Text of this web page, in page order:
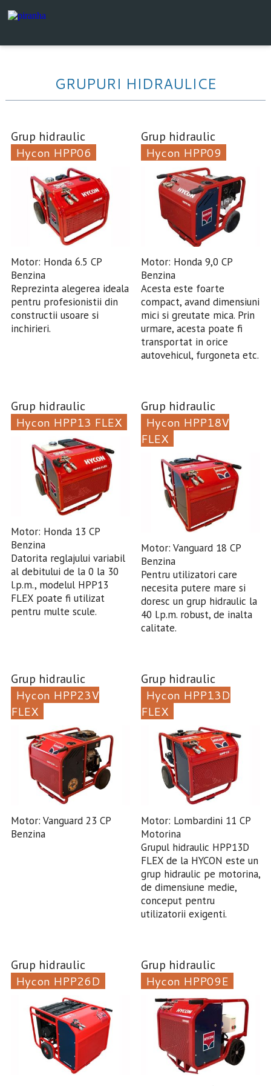
GRUPURI HIDRAULICE
Grup hidraulic
Hycon HPP06
Motor: Honda 6.5 CP
Benzina
Reprezinta alegerea ideala
pentru profesionistii din
constructii usoare si
inchirieri.
Grup hidraulic
Hycon HPP09
Motor: Honda 9,0 CP
Benzina
Acesta este foarte
compact, avand dimensiuni
mici si greutate mica. Prin
urmare, acesta poate fi
transportat in orice
autovehicul, furgoneta etc.
Grup hidraulic
Hycon HPP13 FLEX
Motor: Honda 13 CP
Benzina
Datorita reglajului variabil
al debitului de la 0 la 30
l.p.m., modelul HPP13
FLEX poate fi utilizat
pentru multe scule.
Grup hidraulic
Hycon HPP18V
FLEX
Motor: Vanguard 18 CP
Benzina
Pentru utilizatori care
necesita putere mare si
doresc un grup hidraulic la
40 l.p.m. robust, de inalta
calitate.
Grup hidraulic
Hycon HPP23V
FLEX
Motor: Vanguard 23 CP
Benzina
Grup hidraulic
Hycon HPP13D
FLEX
Motor: Lombardini 11 CP
Motorina
Grupul hidraulic HPP13D
FLEX de la HYCON este un
grup hidraulic pe motorina,
de dimensiune medie,
conceput pentru
utilizatorii exigenti.
Grup hidraulic
Hycon HPP26D
Grup hidraulic
Hycon HPP09E